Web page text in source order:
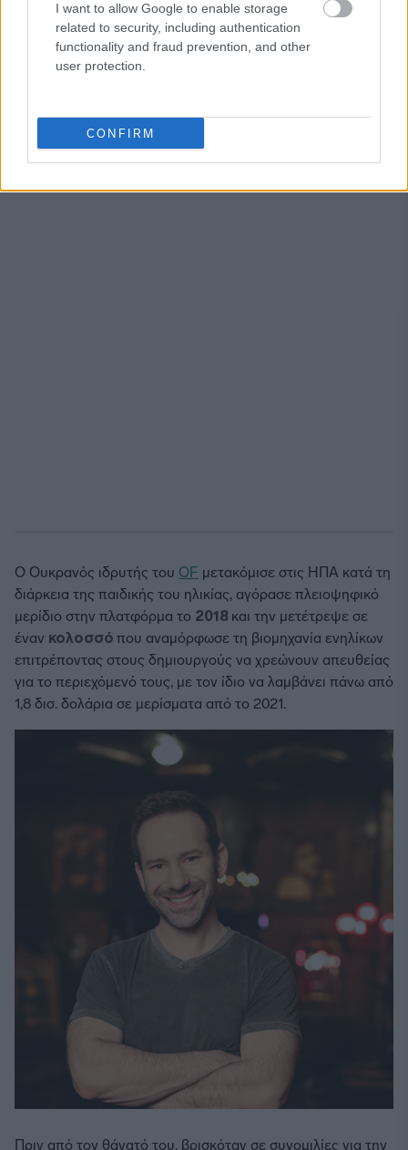
I want to allow Google to enable storage
related to security, including authentication
functionality and fraud prevention, and other
user protection.
CONFIRM
Ο Oυκρανός ιδρυτής του OF μετακόμισε στις ΗΠΑ κατά τη
διάρκεια της παιδικής του ηλικίας, αγόρασε πλειοψηφικό
μερίδιο στην πλατφόρμα το 2018 και την μετέτρεψε σε
έναν κολοσσό που αναμόρφωσε τη βιομηχανία ενηλίκων
επιτρέποντας στους δημιουργούς να χρεώνουν απευθείας
για το περιεχόμενό τους, με τον ίδιο να λαμβάνει πάνω από
1,8 δισ. δολάρια σε μερίσματα από το 2021.
Πριν από τον θάνατό του, βρισκόταν σε συνομιλίες για την